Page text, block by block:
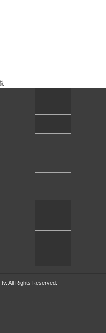
All Rights Reserved.